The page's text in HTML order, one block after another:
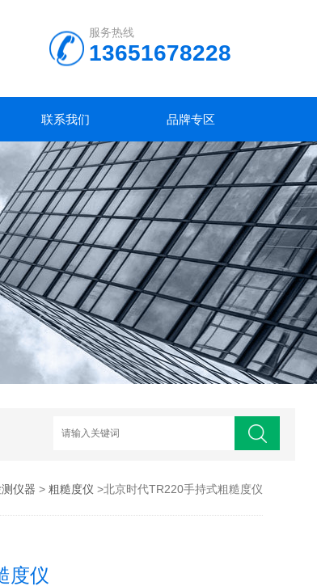
服务热线
13651678228
联系我们 品牌专区
仪器 > 粗糙度仪 >北京时代TR220手持式粗糙度仪
度仪